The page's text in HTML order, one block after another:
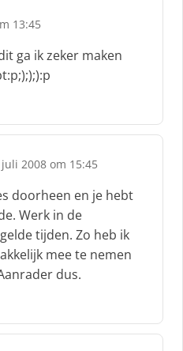
13:45
ga ik zeker maken
juli 2008 om 15:45
doorheen en je hebt
Werk in de
tijden. Zo heb ik
mee te nemen
dus.